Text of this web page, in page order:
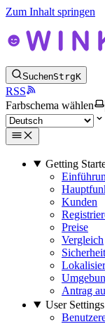
Zum Inhalt springen
SuchenStrgK
RSS
Farbschema wählen
Getting
Kunden
Preise
Vergleich
Sicherheit
Antrag
User Settings